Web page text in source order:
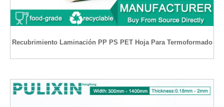
Recubrimiento Laminación PP PS PET Hoja Para Termoformado